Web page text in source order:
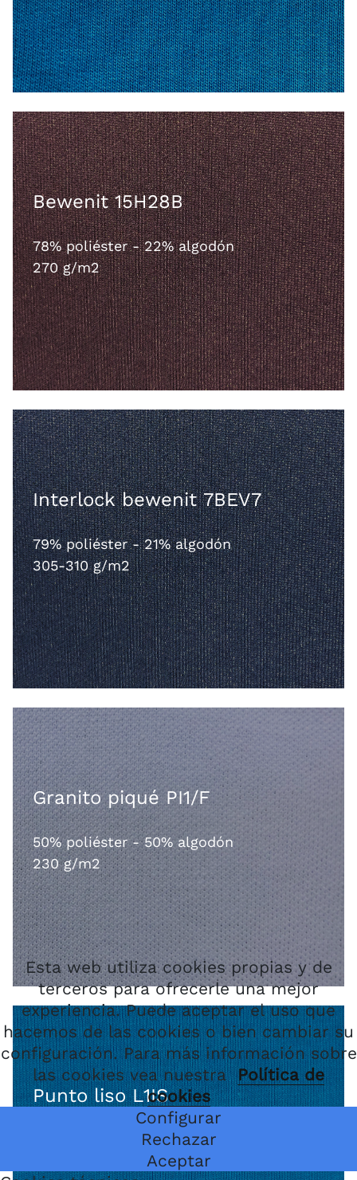
Bewenit 15H28B
78% poliéster - 22% algodón
270 g/m2
Interlock bewenit 7BEV7
79% poliéster - 21% algodón
305-310 g/m2
Granito piqué PI1/F
50% poliéster - 50% algodón
230 g/m2
Punto liso L1IS
50% poliéster - 50% algodón
Esta web utiliza cookies propias y de
terceros para ofrecerle una mejor
experiencia. Puede aceptar el uso que
hacemos de las cookies o bien cambiar su
configuración. Para más información sobre
las cookies vea nuestraPolítica de
cookies
Configurar
Rechazar
Aceptar